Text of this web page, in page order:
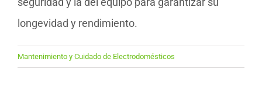
longevidad y rendimiento.
Mantenimiento y Cuidado de Electrodomésticos